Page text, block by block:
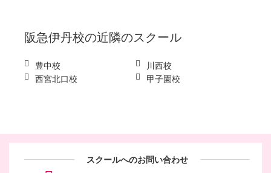
阪急伊丹校の近隣のスクール
豊中校
川西校
西宮北口校
甲子園校
スクールへのお問い合わせ